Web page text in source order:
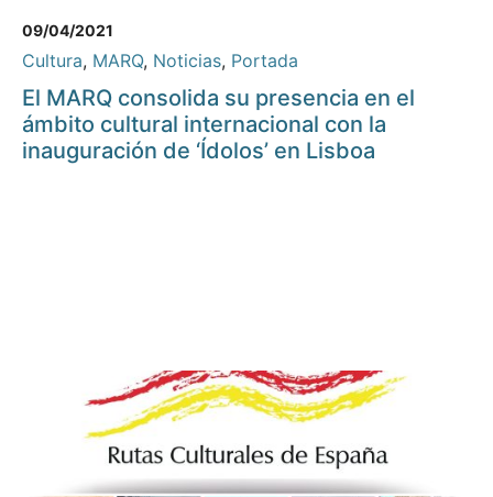
09/04/2021
Cultura, MARQ, Noticias, Portada
El MARQ consolida su presencia en el
ámbito cultural internacional con la
inauguración de ‘Ídolos’ en Lisboa